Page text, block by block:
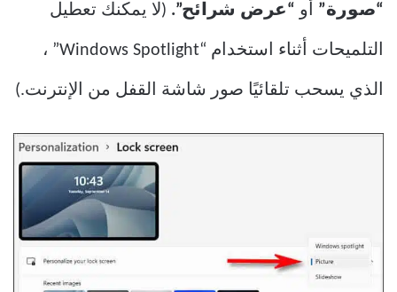
“صورة” أو “عرض شرائح”. (لا يمكنك تعطيل
التلميحات أثناء استخدام “Windows Spotlight” ،
الذي يسحب تلقائيًا صور شاشة القفل من الإنترنت.)